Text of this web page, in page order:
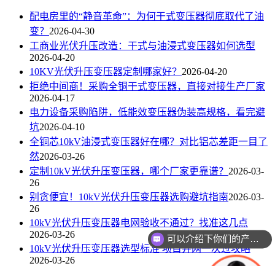
配电房里的“静音革命”：为何干式变压器彻底取代了油
变？ 2026-04-30
工商业光伏升压改造：干式与油浸式变压器如何选型
2026-04-20
10KV光伏升压变压器定制哪家好？ 2026-04-20
拒绝中间商！采购全铜干式变压器，直接对接生产厂家
2026-04-17
电力设备采购陷阱，低能效变压器伪装高规格，看完避
坑2026-04-10
全铜芯10kV油浸式变压器好在哪？对比铝芯差距一目了
然2026-03-26
定制10kV光伏升压变压器，哪个厂家更靠谱？ 2026-03-
26
别贪便宜！10kV光伏升压变压器选购避坑指南2026-03-
26
10kV光伏升压变压器电网验收不通过？找准这几点
2026-03-26
10kV光伏升压变压器选型标准 项目并网一次过攻略
2026-03-26
你们是怎么收费的呢